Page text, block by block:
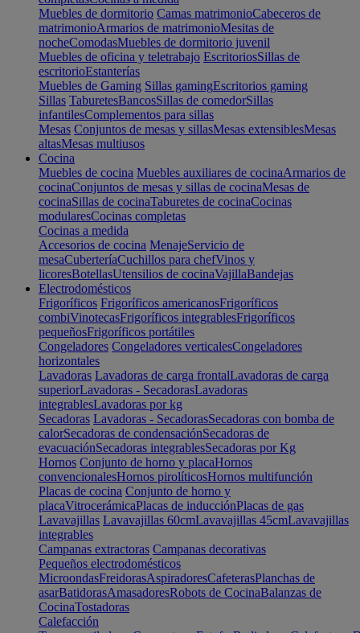
Muebles de dormitorio Camas matrimonioCabeceros de
matrimonioArmarios de matrimonioMesitas de
nocheComodasMuebles de dormitorio juvenil
Muebles de oficina y teletrabajo EscritoriosSillas de
escritorioEstanterías
Muebles de Gaming Sillas gamingEscritorios gaming
Sillas TaburetesBancosSillas de comedorSillas
infantilesComplementos para sillas
Mesas Conjuntos de mesas y sillasMesas extensiblesMesas
altasMesas multiusos
Cocina
Muebles de cocina Muebles auxiliares de cocinaArmarios de
cocinaConjuntos de mesas y sillas de cocinaMesas de
cocinaSillas de cocinaTaburetes de cocinaCocinas
modularesCocinas completas
Cocinas a medida
Accesorios de cocina MenajeServicio de
mesaCuberteríaCuchillos para chefVinos y
licoresBotellasUtensilios de cocinaVajillaBandejas
Electrodomésticos
Frigoríficos Frigoríficos americanosFrigoríficos
combiVinotecasFrigoríficos integrablesFrigoríficos
pequeñosFrigoríficos portátiles
Congeladores Congeladores verticalesCongeladores
horizontales
Lavadoras Lavadoras de carga frontalLavadoras de carga
superiorLavadoras - SecadorasLavadoras
integrablesLavadoras por kg
Secadoras Lavadoras - SecadorasSecadoras con bomba de
calorSecadoras de condensaciónSecadoras de
evacuaciónSecadoras integrablesSecadoras por Kg
Hornos Conjunto de horno y placaHornos
convencionalesHornos pirolíticosHornos multifunción
Placas de cocina Conjunto de horno y
placaVitrocerámicaPlacas de inducciónPlacas de gas
Lavavajillas Lavavajillas 60cmLavavajillas 45cmLavavajillas
integrables
Campanas extractoras Campanas decorativas
Pequeños electrodomésticos
MicroondasFreidorasAspiradoresCafeterasPlanchas de
asarBatidorasAmasadoresRobots de CocinaBalanzas de
CocinaTostadoras
Calefacción